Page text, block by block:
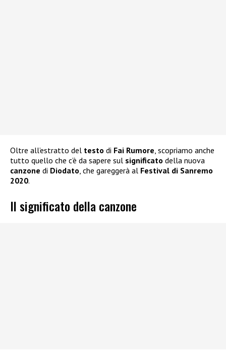
Oltre all’estratto del testo di Fai Rumore , scopriamo anche
tutto quello che c’è da sapere sul significato della nuova
canzone di Diodato , che gareggerà al Festival di Sanremo
2020.
Il significato della canzone